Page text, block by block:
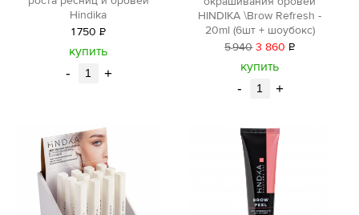
Hindika
1750 Р
уб.
купить
- +
HINDIKA \Brow Refresh -
20ml (6шт + шоубокс)
5940 3 860 Р
купить
- +